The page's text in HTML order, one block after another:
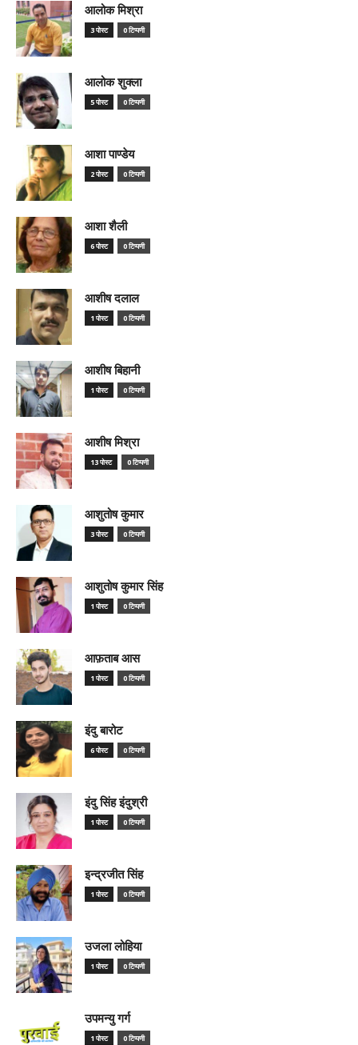
आलोक मिश्रा
3 पोस्ट 0 टिप्पणी
आलोक शुक्ला
5 पोस्ट 0 टिप्पणी
आशा पाण्डेय
2 पोस्ट 0 टिप्पणी
आशा शैली
6 पोस्ट 0 टिप्पणी
आशीष दलाल
1 पोस्ट 0 टिप्पणी
आशीष बिहानी
1 पोस्ट 0 टिप्पणी
आशीष मिश्रा
13 पोस्ट 0 टिप्पणी
आशुतोष कुमार
3 पोस्ट 0 टिप्पणी
आशुतोष कुमार सिंह
1 पोस्ट 0 टिप्पणी
आफ़ताब आस
1 पोस्ट 0 टिप्पणी
इंदु बारोट
6 पोस्ट 0 टिप्पणी
इंदु सिंह इंदुश्री
1 पोस्ट 0 टिप्पणी
इन्द्रजीत सिंह
1 पोस्ट 0 टिप्पणी
उजला लोहिया
1 पोस्ट 0 टिप्पणी
उपमन्यु गर्ग
1 पोस्ट 0 टिप्पणी